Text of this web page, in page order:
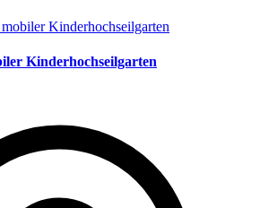
Kinderhochseilgarten
Kinderhochseilgarten